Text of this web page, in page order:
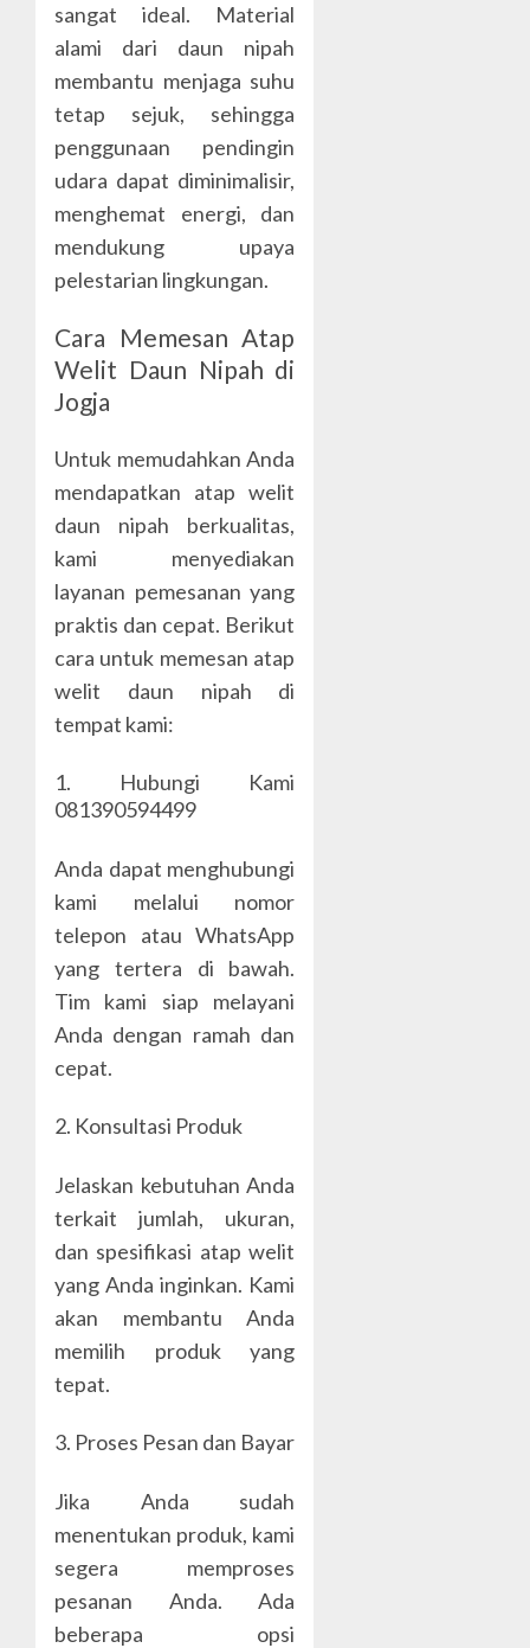
sangat ideal. Material
alami dari daun nipah
membantu menjaga suhu
tetap sejuk, sehingga
penggunaan pendingin
udara dapat diminimalisir,
menghemat energi, dan
mendukung upaya
pelestarian lingkungan.
Cara Memesan Atap
Welit Daun Nipah di
Jogja
Untuk memudahkan Anda
mendapatkan atap welit
daun nipah berkualitas,
kami menyediakan
layanan pemesanan yang
praktis dan cepat. Berikut
cara untuk memesan atap
welit daun nipah di
tempat kami:
1. Hubungi Kami
081390594499
Anda dapat menghubungi
kami melalui nomor
telepon atau WhatsApp
yang tertera di bawah.
Tim kami siap melayani
Anda dengan ramah dan
cepat.
2. Konsultasi Produk
Jelaskan kebutuhan Anda
terkait jumlah, ukuran,
dan spesifikasi atap welit
yang Anda inginkan. Kami
akan membantu Anda
memilih produk yang
tepat.
3. Proses Pesan dan Bayar
Jika Anda sudah
menentukan produk, kami
segera memproses
pesanan Anda. Ada
beberapa opsi